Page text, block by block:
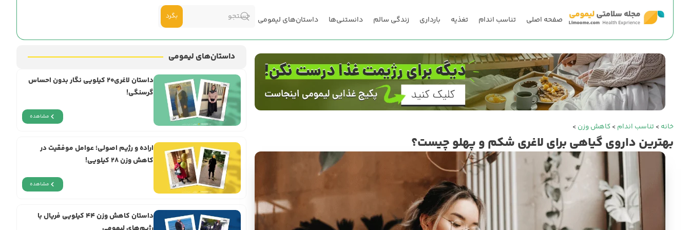
صفحه اصلی تناسب اندام تغذیه بارداری زندگی سالم دانستنی‌ها داستان‌های لیمومی بگرد
خانه> تناسب اندام>کاهش وزن>
بهترین داروی گیاهی برای لاغری شکم و پهلو چیست؟
داستان‌های لیمومی
داستان لاغری۲۰ کیلویی نگار بدون احساس
گرسنگی!
مشاهده
اراده و رژيم اصولی؛ عوامل موفقیت در
کاهش وزن ۲۸ کیلویی!
مشاهده
داستان کاهش وزن ۴۴ کیلویی فریال با